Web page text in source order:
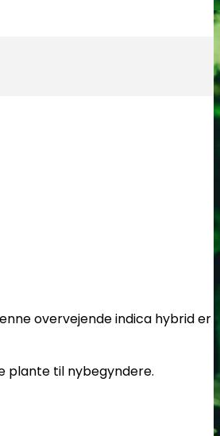
overvejende indica hybrid er
plante til nybegyndere.